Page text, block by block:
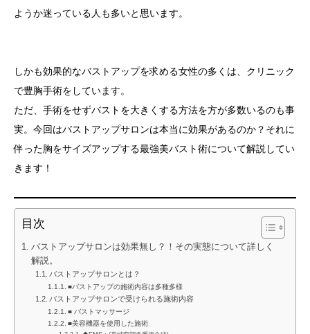
ようか迷っている人も多いと思います。
しかも効果的なバストアップを求める女性の多くは、クリニック
で豊胸手術をしています。
ただ、手術をせずバストを大きくする方法を方が多数いるのも事
実。今回はバストアップサロンは本当に効果があるのか？それに
伴った胸をサイズアップする最強美バスト術について解説してい
きます！
目次
バストアップサロンは効果無し？！その実態について詳しく
解説。
バストアップサロンとは？
■バストアップの施術内容は多種多様
バストアップサロンで受けられる施術内容
■ バストマッサージ
■美容機器を使用した施術